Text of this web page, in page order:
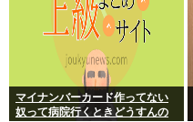
マイナンバーカード作ってない
奴って病院行くときどうすんの